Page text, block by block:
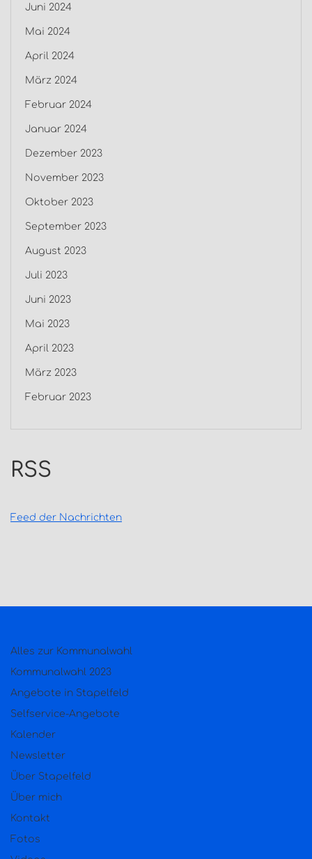
Juni 2024
Mai 2024
April 2024
März 2024
Februar 2024
Januar 2024
Dezember 2023
November 2023
Oktober 2023
September 2023
August 2023
Juli 2023
Juni 2023
Mai 2023
April 2023
März 2023
Februar 2023
RSS
Feed der Nachrichten
Alles zur Kommunalwahl
Kommunalwahl 2023
Angebote in Stapelfeld
Selfservice-Angebote
Kalender
Newsletter
Über Stapelfeld
Über mich
Kontakt
Fotos